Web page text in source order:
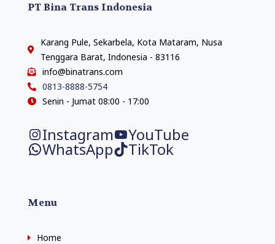
PT Bina Trans Indonesia
Karang Pule, Sekarbela, Kota Mataram, Nusa
Tenggara Barat, Indonesia - 83116
info@binatrans.com
0813-8888-5754
Senin - Jumat 08:00 - 17:00
Instagram YouTube
WhatsApp TikTok
Menu
Home